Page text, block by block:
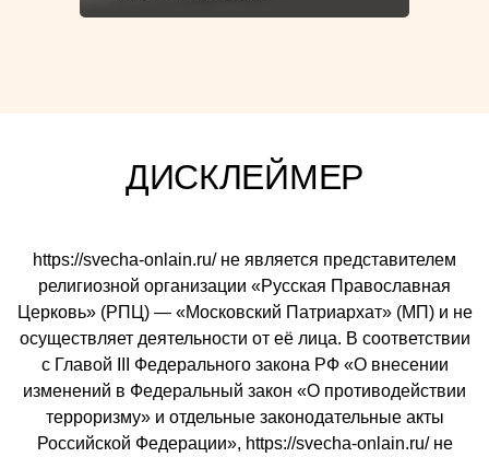
ДИСКЛЕЙМЕР
https://svecha-onlain.ru/ не является представителем
религиозной организации «Русская Православная
Церковь» (РПЦ) — «Московский Патриархат» (МП) и не
осуществляет деятельности от её лица. В соответствии
с Главой III Федерального закона РФ «О внесении
изменений в Федеральный закон «О противодействии
терроризму» и отдельные законодательные акты
Российской Федерации», https://svecha-onlain.ru/ не